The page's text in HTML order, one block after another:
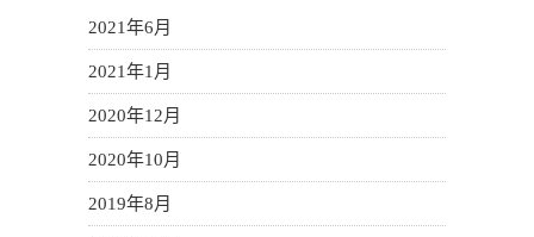
2021年6月
2021年1月
2020年12月
2020年10月
2019年8月